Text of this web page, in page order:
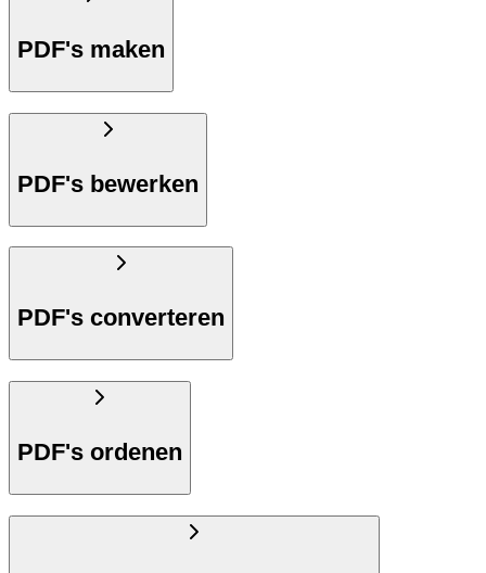
PDF's maken
PDF's bewerken
PDF's converteren
PDF's ordenen